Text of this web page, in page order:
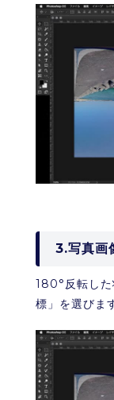
3.写真画
180°反転した
標」を選びま